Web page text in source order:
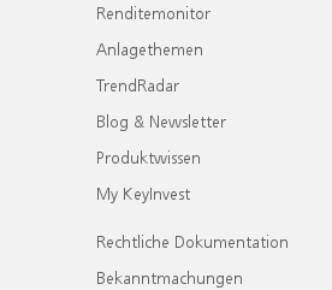
Renditemonitor
Anlagethemen
TrendRadar
Blog & Newsletter
Produktwissen
My KeyInvest
Rechtliche Dokumentation
Bekanntmachungen